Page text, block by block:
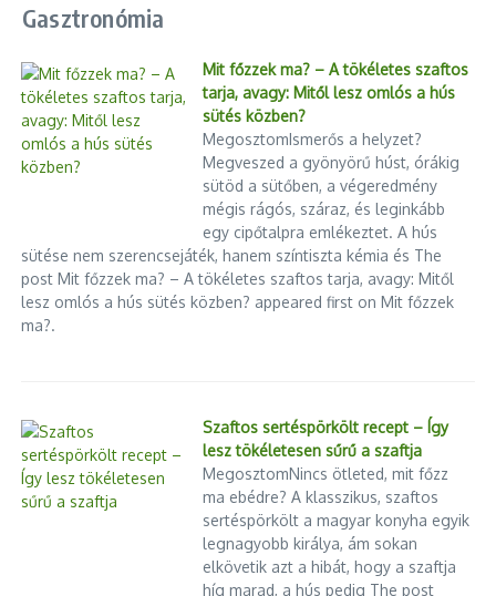
Felfüggesztették Hadházy
Ákos és a Momentum több
képviselőjének mentelmi
jogát
Következő
Idén tavasszal is
kedvezménnyel segíti a
hétköznapi hősöket a Libri
Gasztronómia
Mit főzzek ma? – A tökéletes szaftos
tarja, avagy: Mitől lesz omlós a hús
sütés közben?
MegosztomIsmerős a helyzet?
Megveszed a gyönyörű húst, órákig
sütöd a sütőben, a végeredmény
mégis rágós, száraz, és leginkább
egy cipőtalpra emlékeztet. A hús
sütése nem szerencsejáték, hanem színtiszta kémia és The
post Mit főzzek ma? – A tökéletes szaftos tarja, avagy: Mitől
lesz omlós a hús sütés közben? appeared first on Mit főzzek
ma?.
Szaftos sertéspörkölt recept – Így
lesz tökéletesen sűrű a szaftja
MegosztomNincs ötleted, mit főzz
ma ebédre? A klasszikus, szaftos
sertéspörkölt a magyar konyha egyik
legnagyobb királya, ám sokan
elkövetik azt a hibát, hogy a szaftja
híg marad, a hús pedig The post